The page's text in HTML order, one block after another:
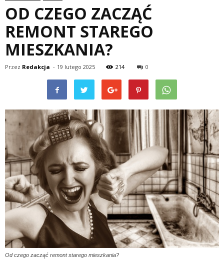
OD CZEGO ZACZĄĆ
REMONT STAREGO
MIESZKANIA?
Przez Redakcja - 19 lutego 2025 214 0
Od czego zacząć remont starego mieszkania?